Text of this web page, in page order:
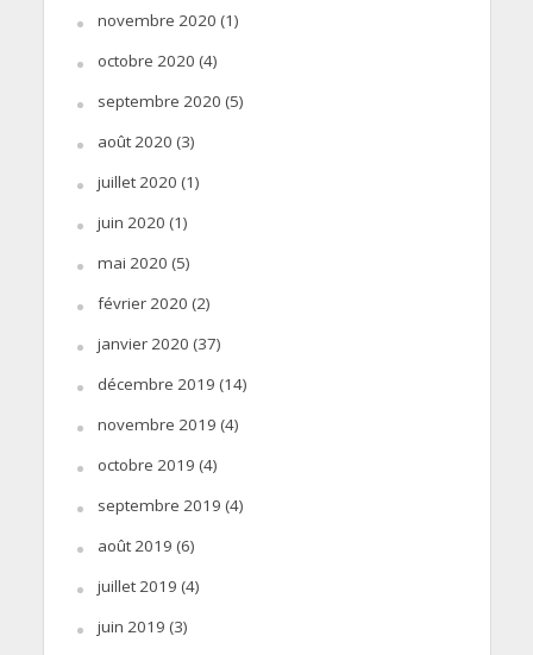
novembre 2020 (1)
octobre 2020 (4)
septembre 2020 (5)
août 2020 (3)
juillet 2020 (1)
juin 2020 (1)
mai 2020 (5)
février 2020 (2)
janvier 2020 (37)
décembre 2019 (14)
novembre 2019 (4)
octobre 2019 (4)
septembre 2019 (4)
août 2019 (6)
juillet 2019 (4)
juin 2019 (3)